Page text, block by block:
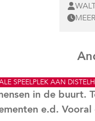
SPEELPLEK AAN
in de buurt.
e.d.